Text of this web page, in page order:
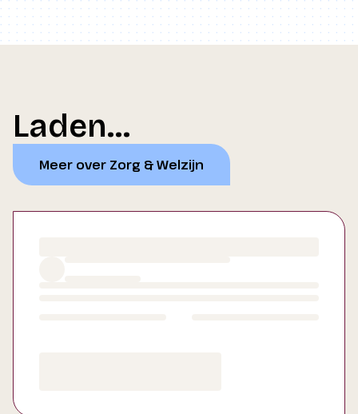
Laden...
Meer over Zorg & Welzijn